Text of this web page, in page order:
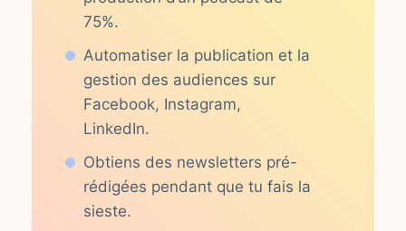
75%.
Automatiser la publication et la
gestion des audiences sur
Facebook, Instagram,
LinkedIn.
Obtiens des newsletters pré-
rédigées pendant que tu fais la
sieste.